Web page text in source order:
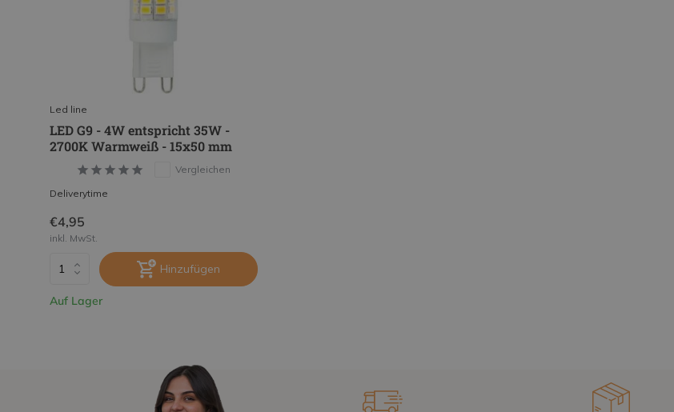
Led line
LED G9 - 4W entspricht 35W -
2700K Warmweiß - 15x50 mm
Vergleichen
Deliverytime
€4,95
inkl. MwSt.
Hinzufügen
Auf Lager